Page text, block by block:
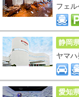
フェ
静岡
ヤマ
愛知